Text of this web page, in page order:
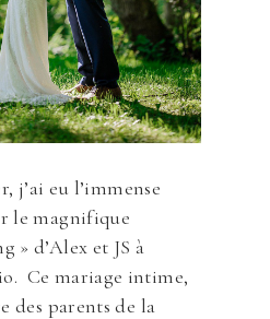
j’ai eu l’immense
le magnifique
» d’Alex et JS à
Ce mariage intime,
des parents de la